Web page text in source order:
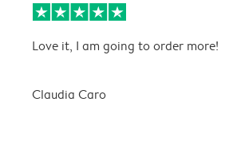
Love it, I am going to order more!
Claudia Caro